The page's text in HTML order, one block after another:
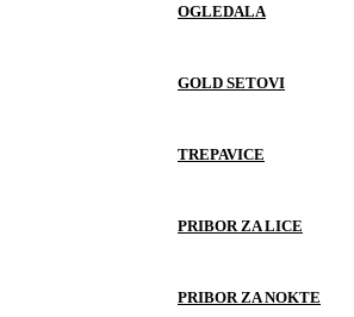
OGLEDALA
GOLD SETOVI
TREPAVICE
PRIBOR ZA LICE
PRIBOR ZA NOKTE